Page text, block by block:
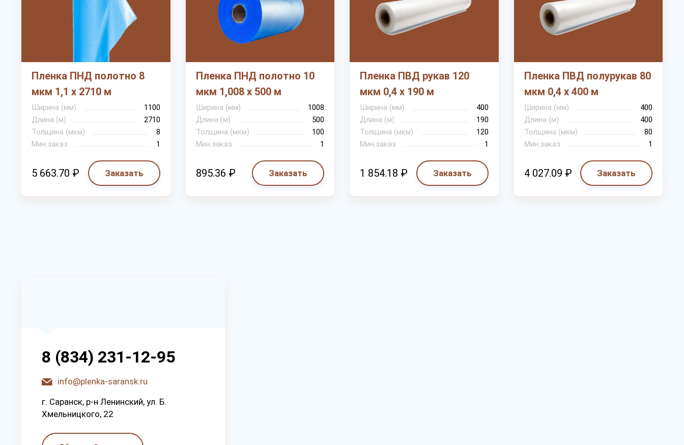
Пленка ПНД полотно 8
мкм 1,1 х 2710 м
Ширина (мм)
1100
Длина (м)
2710
Толщина (мкм)
8
Мин.заказ
1
5 663.70 ₽ Заказать
Пленка ПНД полотно 10
мкм 1,008 х 500 м
Ширина (мм)
1008
Длина (м)
500
Толщина (мкм)
100
Мин.заказ
1
895.36 ₽ Заказать
Пленка ПВД рукав 120
мкм 0,4 х 190 м
Ширина (мм)
400
Длина (м)
190
Толщина (мкм)
120
Мин.заказ
1
1 854.18 ₽ Заказать
Пленка ПВД полурукав 80
мкм 0,4 х 400 м
Ширина (мм)
400
Длина (м)
400
Толщина (мкм)
80
Мин.заказ
1
4 027.09 ₽ Заказать
8 (834) 231-12-95
info@plenka-saransk.ru
г. Capaнcк, p-н Лeнинcкий, ул. Б.
Хмeльницкoгo, 22